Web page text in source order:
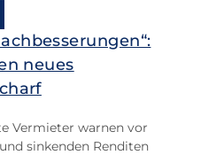
neues
Vermieter warnen vor
sinkenden Renditen